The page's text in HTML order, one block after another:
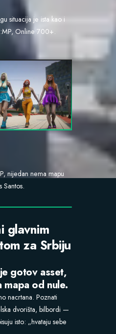
situacija je ista kao i
Online 700+.
nijedan nema mapu
Santos.
glavnim
za Srbiju
gotov asset,
od nule.
nacrtana. Poznati
dvorišta, bilbordi —
isto: „hvataju sebe